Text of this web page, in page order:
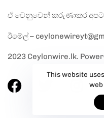
ඒ වෙනුවෙන් කරුණාකර අපට
ඊමේල් –
2023 Ceylonwire.lk.
This website